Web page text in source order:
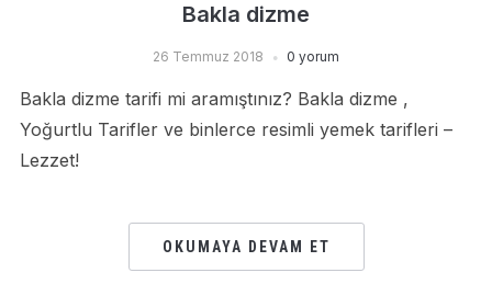
Bakla dizme
26 Temmuz 2018 0 yorum
Bakla dizme tarifi mi aramıştınız? Bakla dizme ,
Yoğurtlu Tarifler ve binlerce resimli yemek tarifleri –
Lezzet!
OKUMAYA DEVAM ET